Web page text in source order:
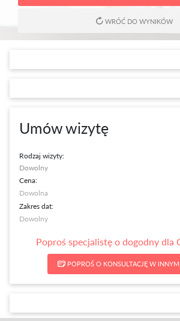
WRÓĆ DO WYNIKÓW
Umów wizytę
Rodzaj wizyty:
Dowolny
Cena:
Zakres dat:
Poproś specjalistę o dogodny dla
POPROŚ O KONSULTACJĘ W